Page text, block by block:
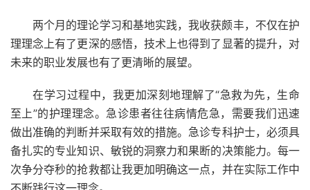
两个月的理论学习和基地实践，我收获颇丰，不仅在护
理理念上有了更深的感悟，技术上也得到了显著的提升，对
未来的职业发展也有了更清晰的展望。
在学习过程中，我更加深刻地理解了“急救为先，生命
至上”的护理理念。急诊患者往往病情危急，需要我们迅速
做出准确的判断并采取有效的措施。急诊专科护士，必须具
备扎实的专业知识、敏锐的洞察力和果断的决策能力。每一
次争分夺秒的抢救都让我更加明确这一点，并在实际工作中